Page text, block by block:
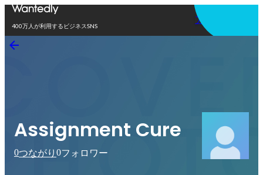
400万人が利用するビジネスSNS
アプリを使う
Assignment Cure
0つながり 0フォロワー